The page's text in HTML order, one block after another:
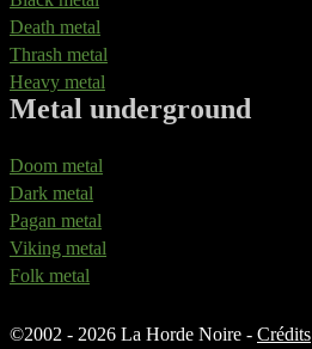
Death metal
Thrash metal
Heavy metal
Metal underground
Doom metal
Dark metal
Pagan metal
Viking metal
Folk metal
©2002 - 2026 La Horde Noire - Crédits